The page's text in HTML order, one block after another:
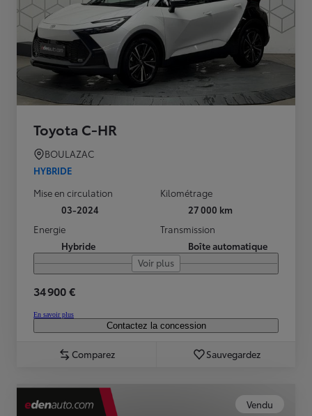
Toyota C-HR
BOULAZAC
HYBRIDE
Mise en circulation
03-2024
Kilométrage
27 000 km
Energie
Hybride
Transmission
Boîte automatique
Voir plus
34 900 €
En savoir plus
Contactez la concession
Comparez Sauvegardez
Vendu